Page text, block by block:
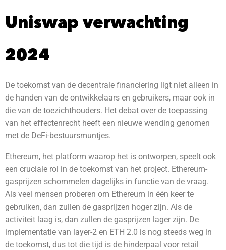
Uniswap verwachting
2024
De toekomst van de decentrale financiering ligt niet alleen in
de handen van de ontwikkelaars en gebruikers, maar ook in
die van de toezichthouders. Het debat over de toepassing
van het effectenrecht heeft een nieuwe wending genomen
met de DeFi-bestuursmuntjes.
Ethereum, het platform waarop het is ontworpen, speelt ook
een cruciale rol in de toekomst van het project. Ethereum-
gasprijzen schommelen dagelijks in functie van de vraag.
Als veel mensen proberen om Ethereum in één keer te
gebruiken, dan zullen de gasprijzen hoger zijn. Als de
activiteit laag is, dan zullen de gasprijzen lager zijn. De
implementatie van layer-2 en ETH 2.0 is nog steeds weg in
de toekomst, dus tot die tijd is de hinderpaal voor retail